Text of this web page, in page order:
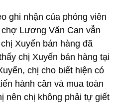
ghi nhận của phóng viên
Lương Văn Can vẫn
Xuyến bán hàng đã
chị Xuyến bán hàng tại
chị cho biết hiện có
hành cân và mua toàn
nên chị không phải tự giết